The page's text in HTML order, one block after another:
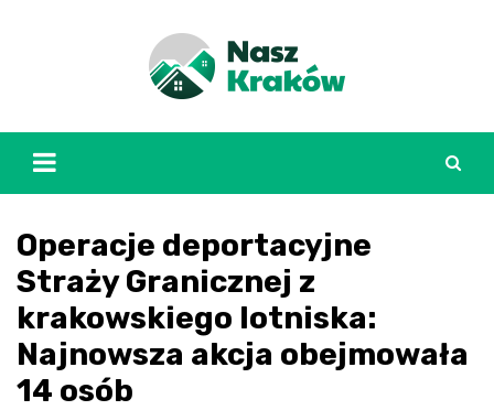
Operacje deportacyjne
Straży Granicznej z
krakowskiego lotniska:
Najnowsza akcja obejmowała
14 osób